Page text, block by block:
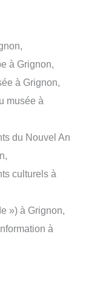
à Grignon,
à Grignon,
musée à
du Nouvel An
culturels à
») à Grignon,
à